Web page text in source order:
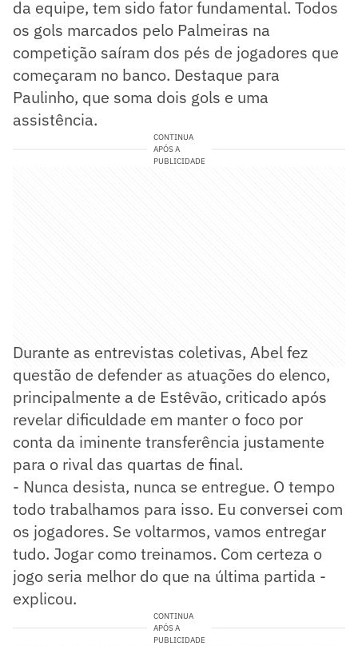
da equipe, tem sido fator fundamental. Todos
os gols marcados pelo Palmeiras na
competição saíram dos pés de jogadores que
começaram no banco. Destaque para
Paulinho, que soma dois gols e uma
assistência.
CONTINUA
APÓS A
PUBLICIDADE
Durante as entrevistas coletivas, Abel fez
questão de defender as atuações do elenco,
principalmente a de Estêvão, criticado após
revelar dificuldade em manter o foco por
conta da iminente transferência justamente
para o rival das quartas de final.
- Nunca desista, nunca se entregue. O tempo
todo trabalhamos para isso. Eu conversei com
os jogadores. Se voltarmos, vamos entregar
tudo. Jogar como treinamos. Com certeza o
jogo seria melhor do que na última partida -
explicou.
CONTINUA
APÓS A
PUBLICIDADE